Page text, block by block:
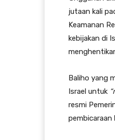
jutaan kali
Keamanan
kebijakan di
Baliho yang
Israel untuk
resmi
pembicaraan